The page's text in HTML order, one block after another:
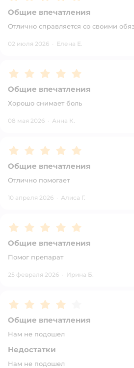
Общие впечатления
Отлично справляется со своими
02 июля 2026 · Елена Е.
Рейтинг:5
Общие впечатления
Хорошо снимает боль
08 мая 2026 · Анна К.
Рейтинг:5
Общие впечатления
Отлично помогает
10 апреля 2026 · Алиса Г.
Рейтинг:5
Общие впечатления
Помог препарат
25 февраля 2026 · Ирина Б.
Рейтинг:4
Общие впечатления
Нам не подошел
Недостатки
Нам не подошел